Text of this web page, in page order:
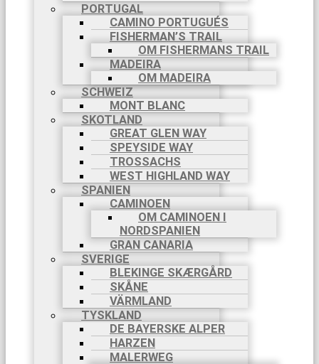
PORTUGAL
CAMINO PORTUGUÉS
FISHERMAN’S TRAIL
OM FISHERMANS TRAIL
MADEIRA
OM MADEIRA
SCHWEIZ
MONT BLANC
SKOTLAND
GREAT GLEN WAY
SPEYSIDE WAY
TROSSACHS
WEST HIGHLAND WAY
SPANIEN
CAMINOEN
OM CAMINOEN I
NORDSPANIEN
GRAN CANARIA
SVERIGE
BLEKINGE SKÆRGÅRD
SKÅNE
VÄRMLAND
TYSKLAND
DE BAYERSKE ALPER
HARZEN
MALERWEG